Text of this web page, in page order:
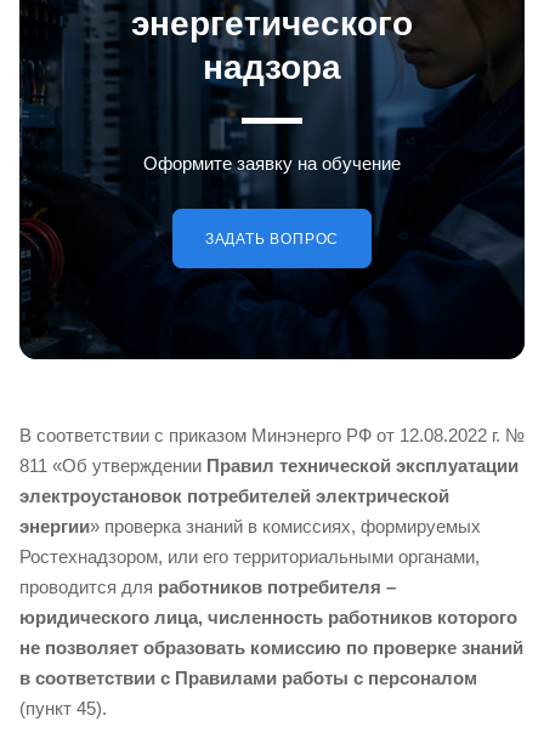
энергетического
надзора
Оформите заявку на обучение
ЗАДАТЬ ВОПРОС
В соответствии с приказом Минэнерго РФ от 12.08.2022 г. №
811 «Об утверждении Правил технической эксплуатации
электроустановок потребителей электрической
энергии» проверка знаний в комиссиях, формируемых
Ростехнадзором, или его территориальными органами,
проводится для работников потребителя –
юридического лица, численность работников которого
не позволяет образовать комиссию по проверке знаний
в соответствии с Правилами работы с персоналом
(пункт 45).